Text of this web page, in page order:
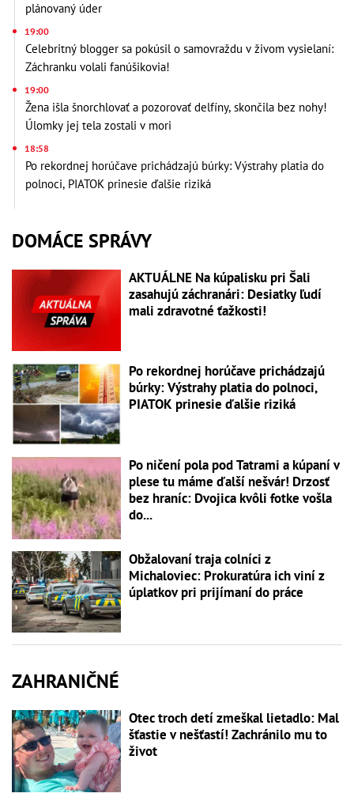
plánovaný úder
19:00
Celebritný blogger sa pokúsil o samovraždu v živom vysielaní:
Záchranku volali fanúšikovia!
19:00
Žena išla šnorchlovať a pozorovať delfíny, skončila bez nohy!
Úlomky jej tela zostali v mori
18:58
Po rekordnej horúčave prichádzajú búrky: Výstrahy platia do
polnoci, PIATOK prinesie ďalšie riziká
DOMÁCE SPRÁVY
AKTUÁLNE Na kúpalisku pri Šali
zasahujú záchranári: Desiatky ľudí
mali zdravotné ťažkosti!
Po rekordnej horúčave prichádzajú
búrky: Výstrahy platia do polnoci,
PIATOK prinesie ďalšie riziká
Po ničení pola pod Tatrami a kúpaní v
plese tu máme ďalší nešvár! Drzosť
bez hraníc: Dvojica kvôli fotke vošla
do...
Obžalovaní traja colníci z
Michaloviec: Prokuratúra ich viní z
úplatkov pri prijímaní do práce
ZAHRANIČNÉ
Otec troch detí zmeškal lietadlo: Mal
šťastie v nešťastí! Zachránilo mu to
život